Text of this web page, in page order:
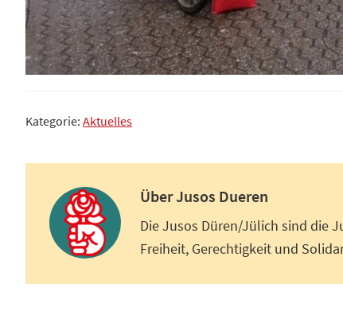
Kategorie: Aktuelles
ÜberJusos Dueren
Die Jusos Düren/Jülich sind die
Freiheit, Gerechtigkeit und